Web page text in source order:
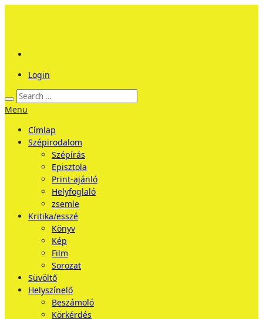
Login
Menu
Címlap
Szépirodalom
Szépírás
Episztola
Print-ajánló
Helyfoglaló
zsemle
Kritika/esszé
Könyv
Kép
Film
Sorozat
Süvöltő
Helyszínelő
Beszámoló
Körkérdés